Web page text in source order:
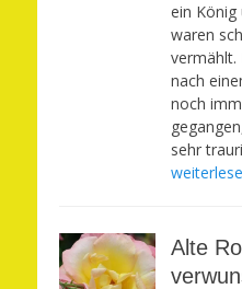
ein König
waren
vermählt.
nach
noch
sehr
Alte